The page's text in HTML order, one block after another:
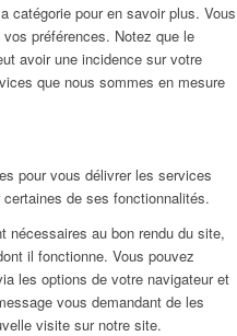
catégorie pour en savoir plus. Vous
préférences. Notez que le
avoir une incidence sur votre
que nous sommes en mesure
pour vous délivrer les services
de ses fonctionnalités.
nécessaires au bon rendu du site,
il fonctionne. Vous pouvez
les options de votre navigateur et
vous demandant de les
visite sur notre site.